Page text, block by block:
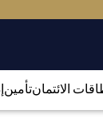
الائتمانتأمين